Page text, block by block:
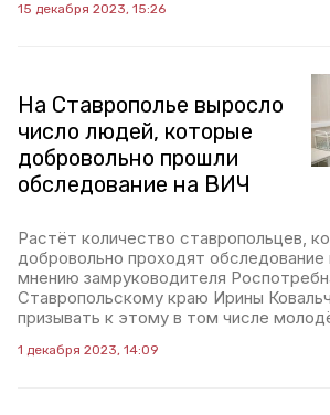
15 декабря 2023, 15:26
На Ставрополье выросло
число людей, которые
добровольно прошли
обследование на ВИЧ
Растёт количество ставропольцев,
добровольно проходят
мнению замруководителя
Ставропольскому краю Ирины
призывать к этому в том числе
1 декабря 2023, 14:09